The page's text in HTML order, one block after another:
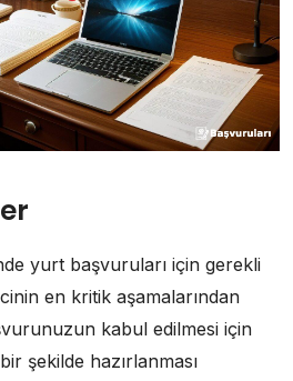
yurt başvuruları için gerekli
en kritik aşamalarından
kabul edilmesi için
şekilde hazırlanması